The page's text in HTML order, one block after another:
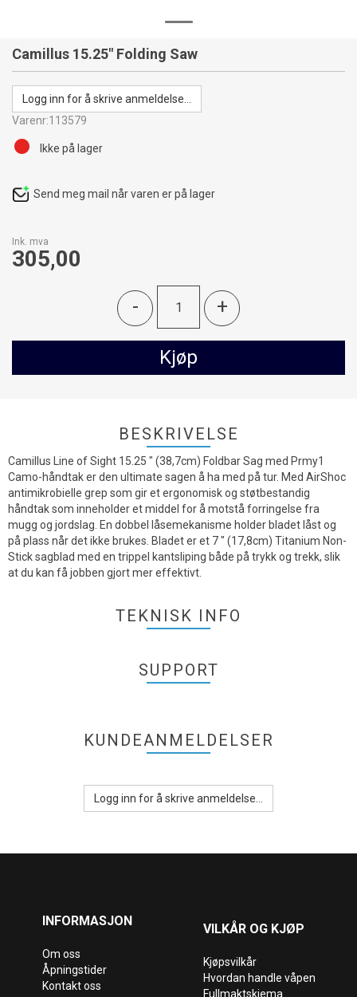
Camillus 15.25" Folding Saw
Logg inn for å skrive anmeldelse...
Varenr:113579
Ink. mva
305,00
- +
Kjøp
Ikke på lager
Send meg mail når varen er på lager
BESKRIVELSE
Camillus Line of Sight 15.25 " (38,7cm) Foldbar Sag med Prmy1
Camo-håndtak er den ultimate sagen å ha med på tur. Med AirShoc
antimikrobielle grep som gir et ergonomisk og støtbestandig
håndtak som inneholder et middel for å motstå forringelse fra
mugg og jordslag. En dobbel låsemekanisme holder bladet låst og
på plass når det ikke brukes. Bladet er et 7 " (17,8cm) Titanium Non-
Stick sagblad med en trippel kantsliping både på trykk og trekk, slik
at du kan få jobben gjort mer effektivt.
TEKNISK INFO
SUPPORT
KUNDEANMELDELSER
Logg inn for å skrive anmeldelse...
INFORMASJON
Om oss
Åpningstider
Kontakt oss
VILKÅR OG KJØP
Kjøpsvilkår
Hvordan handle våpen
Fullmaktskjema